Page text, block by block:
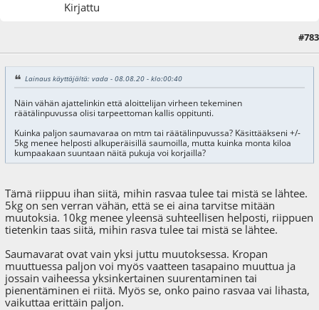
Kirjattu
#783
Lainaus käyttäjältä: vada - 08.08.20 - klo:00:40
Näin vähän ajattelinkin että aloittelijan virheen tekeminen
räätälinpuvussa olisi tarpeettoman kallis oppitunti.
Kuinka paljon saumavaraa on mtm tai räätälinpuvussa? Käsittääkseni +/-
5kg menee helposti alkuperäisillä saumoilla, mutta kuinka monta kiloa
kumpaakaan suuntaan näitä pukuja voi korjailla?
Tämä riippuu ihan siitä, mihin rasvaa tulee tai mistä se lähtee.
5kg on sen verran vähän, että se ei aina tarvitse mitään
muutoksia. 10kg menee yleensä suhteellisen helposti, riippuen
tietenkin taas siitä, mihin rasva tulee tai mistä se lähtee.
Saumavarat ovat vain yksi juttu muutoksessa. Kropan
muuttuessa paljon voi myös vaatteen tasapaino muuttua ja
jossain vaiheessa yksinkertainen suurentaminen tai
pienentäminen ei riitä. Myös se, onko paino rasvaa vai lihasta,
vaikuttaa erittäin paljon.